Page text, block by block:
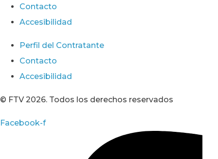
Contacto
Accesibilidad
Perfil del Contratante
Contacto
Accesibilidad
© FTV 2026. Todos los derechos reservados
Facebook-f